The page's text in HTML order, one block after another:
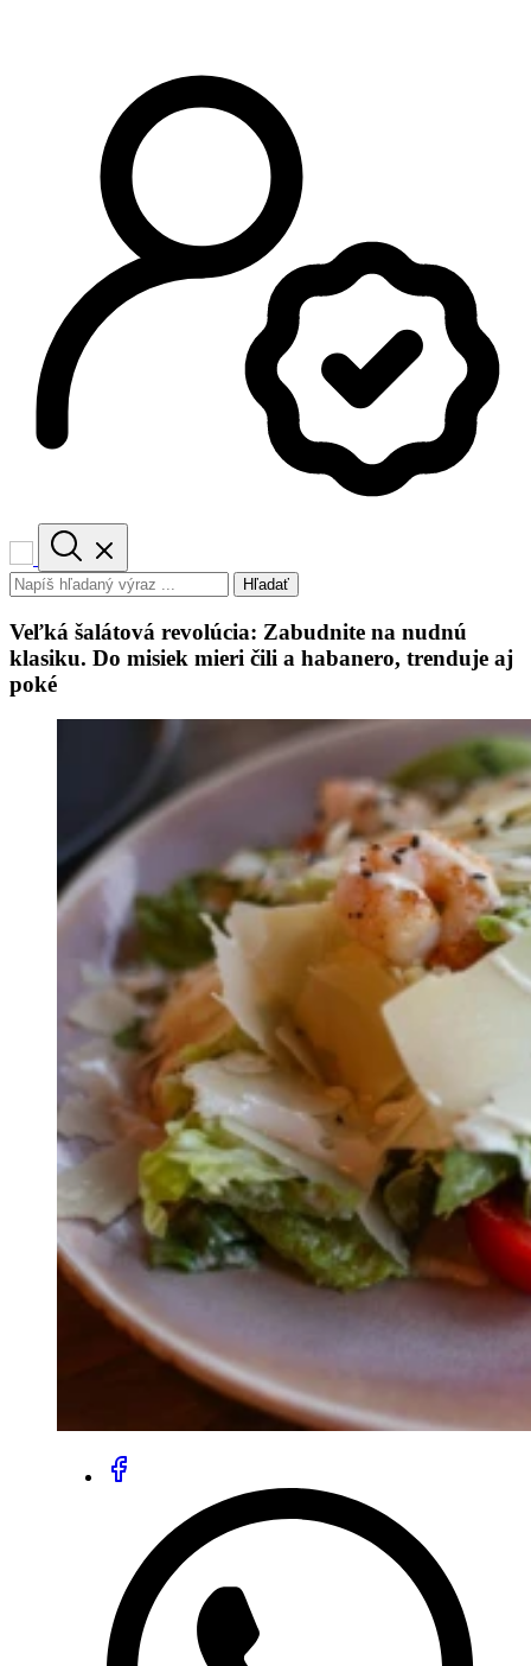
Hľadať
Veľká šalátová revolúcia: Zabudnite na nudnú
klasiku. Do misiek mieri čili a habanero, trenduje aj
poké